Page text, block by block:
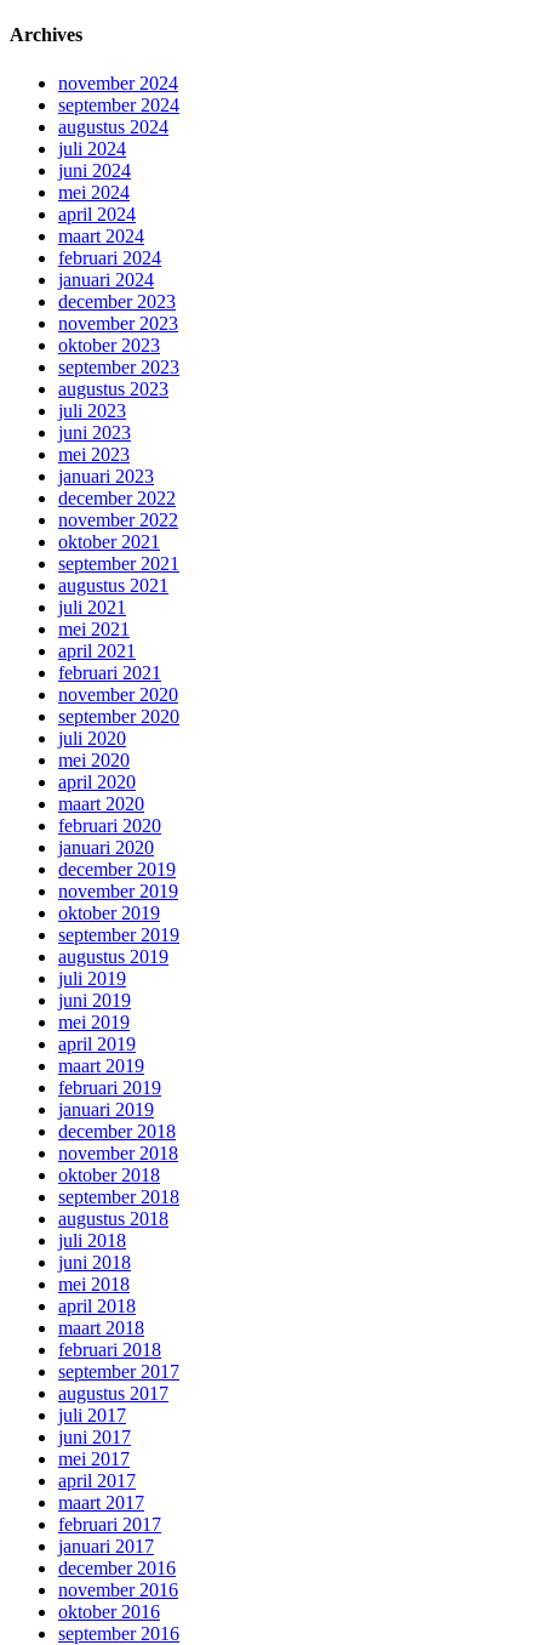
Archives
november 2024
september 2024
augustus 2024
juli 2024
juni 2024
mei 2024
april 2024
maart 2024
februari 2024
januari 2024
december 2023
november 2023
oktober 2023
september 2023
augustus 2023
juli 2023
juni 2023
mei 2023
januari 2023
december 2022
november 2022
oktober 2021
september 2021
augustus 2021
juli 2021
mei 2021
april 2021
februari 2021
november 2020
september 2020
juli 2020
mei 2020
april 2020
maart 2020
februari 2020
januari 2020
december 2019
november 2019
oktober 2019
september 2019
augustus 2019
juli 2019
juni 2019
mei 2019
april 2019
maart 2019
februari 2019
januari 2019
december 2018
november 2018
oktober 2018
september 2018
augustus 2018
juli 2018
juni 2018
mei 2018
april 2018
maart 2018
februari 2018
september 2017
augustus 2017
juli 2017
juni 2017
mei 2017
april 2017
maart 2017
februari 2017
januari 2017
december 2016
november 2016
oktober 2016
september 2016